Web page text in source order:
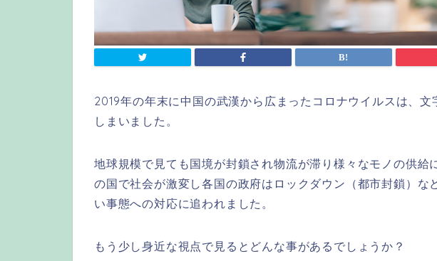
2019年の年末に中国の武漢から広まったコロナウイルスは、
しまいました。
地球規模で見ても国境が封鎖され物流が滞り様々なモノの供給
の国で社会が激変し各国の政府はロックダウン（都市封鎖）な
い事態への対応に追われました。
もう少し身近な視点で見るとどんな事があるでしょうか？